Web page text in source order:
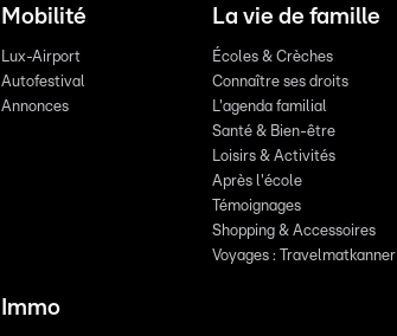
Mobilité
Lux-Airport
Autofestival
Annonces
La vie de famille
Écoles & Crèches
Connaître ses droits
L'agenda familial
Santé & Bien-être
Loisirs & Activités
Après l'école
Témoignages
Shopping & Accessoires
Voyages : Travelmatkanner
Immo